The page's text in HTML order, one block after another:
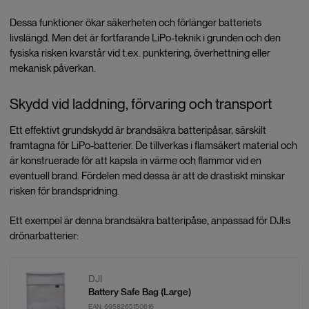
Dessa funktioner ökar säkerheten och förlänger batteriets
livslängd. Men det är fortfarande LiPo-teknik i grunden och den
fysiska risken kvarstår vid t.ex. punktering, överhettning eller
mekanisk påverkan.
Skydd vid laddning, förvaring och transport
Ett effektivt grundskydd är brandsäkra batteripåsar, särskilt
framtagna för LiPo-batterier. De tillverkas i flamsäkert material och
är konstruerade för att kapsla in värme och flammor vid en
eventuell brand. Fördelen med dessa är att de drastiskt minskar
risken för brandspridning.
Ett exempel är denna brandsäkra batteripåse, anpassad för DJI:s
drönarbatterier:
DJI
Battery Safe Bag (Large)
EAN: 6958265150616